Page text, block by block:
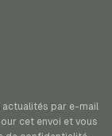
actualités par e-mail
cet envoi et vous